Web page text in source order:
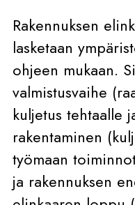
Rakennuksen
lasketaan
ohjeen mukaan.
valmistusvaihe
kuljetus tehtaalle
rakentaminen
työmaan
ja rakennuksen